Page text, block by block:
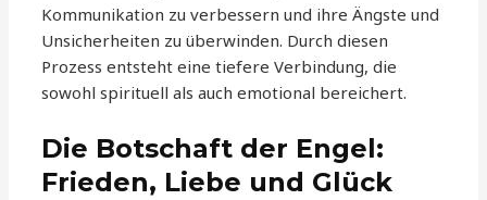
Kommunikation zu verbessern und ihre Ängste und
Unsicherheiten zu überwinden. Durch diesen
Prozess entsteht eine tiefere Verbindung, die
sowohl spirituell als auch emotional bereichert.
Die Botschaft der Engel:
Frieden, Liebe und Glück